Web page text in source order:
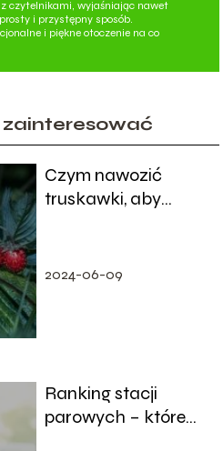
czytelnikami, wyjaśniając nawet
i przystępny sposób.
i piękne otoczenie na co
Czym nawozić
truskawki, aby
2024-06-09
Ranking stacji
parowych – które